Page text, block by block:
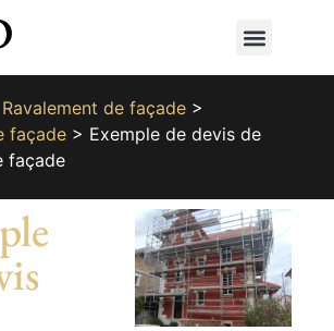
Ravalement de façade>
façade> Exemple de devis de
façade